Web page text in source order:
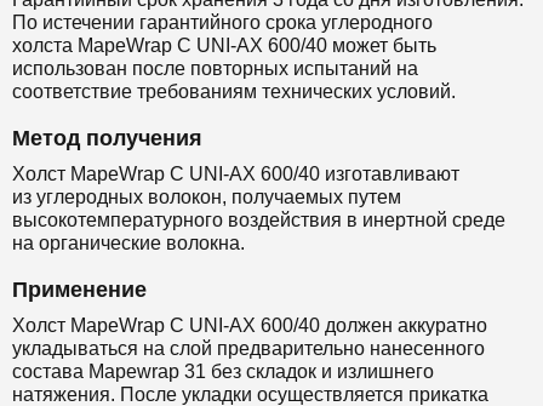
По истечении гарантийного срока углеродного
холста MapeWrap C UNI-AX 600/40 может быть
использован после повторных испытаний на
соответствие требованиям технических условий.
Метод получения
Холст MapeWrap C UNI-AX 600/40 изготавливают
из углеродных волокон, получаемых путем
высокотемпературного воздействия в инертной среде
на органические волокна.
Применение
Холст MapeWrap C UNI-AX 600/40 должен аккуратно
укладываться на слой предварительно нанесенного
состава Mapewrap 31 без складок и излишнего
натяжения. После укладки осуществляется прикатка